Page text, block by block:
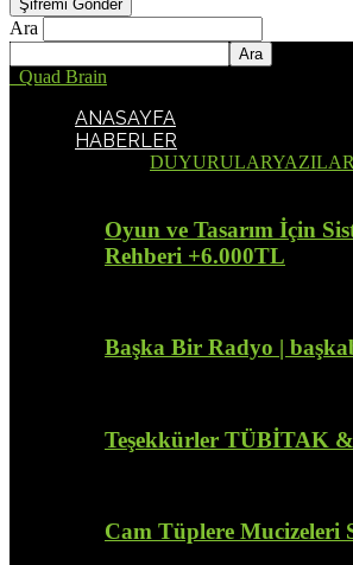
Ara
Quad Brain
ANASAYFA
HABERLER
DUYURULARYAZILAR
Oyun ve Tasarım İçin
Rehberi +6.000TL
Başka Bir Radyo |
Teşekkürler TÜBİTAK
Cam Tüplere Mucizeleri